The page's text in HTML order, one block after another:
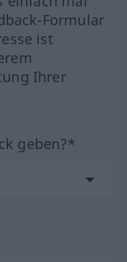
Formular
ist
Ihrer
geben?*